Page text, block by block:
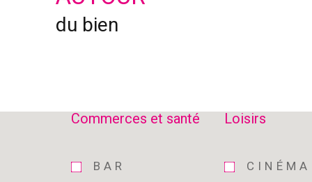
du bien
Commerces et santé
BAR
Loisirs
CINÉMA